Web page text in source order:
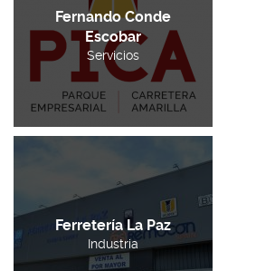
Fernando Conde
Escobar
Servicios
Ferretería La Paz
Industria